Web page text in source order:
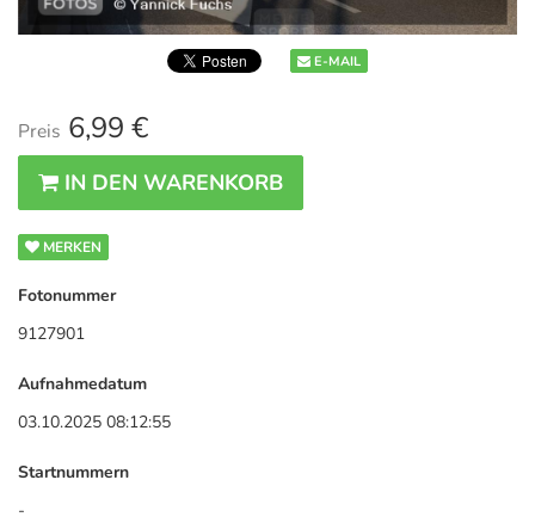
E-MAIL
Preis 6,99 €
IN DEN WARENKORB
MERKEN
Fotonummer
9127901
Aufnahmedatum
03.10.2025 08:12:55
Startnummern
-